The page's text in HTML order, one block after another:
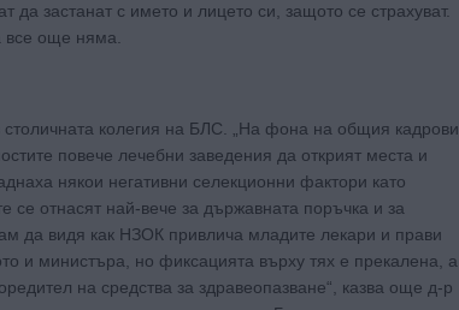
да застанат с името и лицето си, защото се страхуват.
все още няма.
колегия на БЛС. „На фона на общия кадрови
повече лечебни заведения да открият места и
някои негативни селекционни фактори като
се отнасят най-вече за държавната поръчка и за
да видя как НЗОК привлича младите лекари и прави
и министъра, но фиксацията върху тях е прекалена, а
на средства за здравеопазване“, казва още д-р